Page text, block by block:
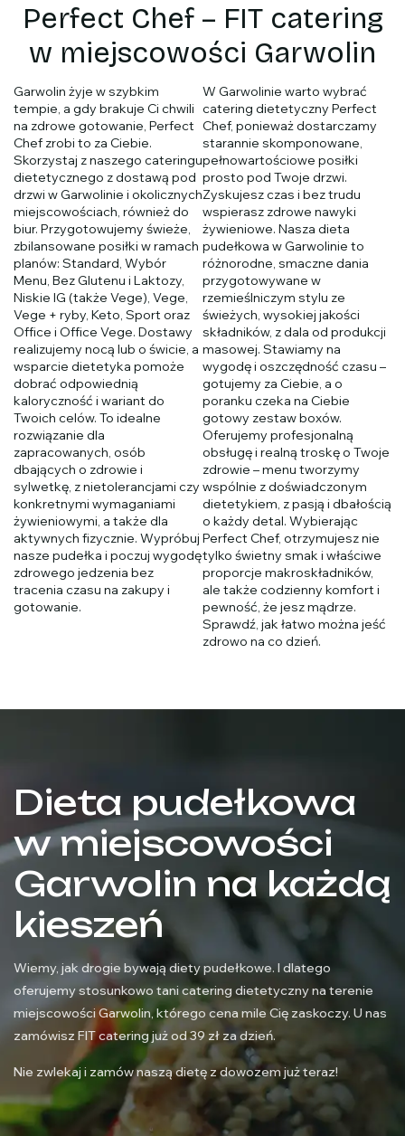
Perfect Chef – FIT catering
w miejscowości Garwolin
Garwolin żyje w szybkim
tempie, a gdy brakuje Ci chwili
na zdrowe gotowanie, Perfect
Chef zrobi to za Ciebie.
Skorzystaj z naszego cateringu
dietetycznego z dostawą pod
drzwi w Garwolinie i okolicznych
miejscowościach, również do
biur. Przygotowujemy świeże,
zbilansowane posiłki w ramach
planów: Standard, Wybór
Menu, Bez Glutenu i Laktozy,
Niskie IG (także Vege), Vege,
Vege + ryby, Keto, Sport oraz
Office i Office Vege. Dostawy
realizujemy nocą lub o świcie, a
wsparcie dietetyka pomoże
dobrać odpowiednią
kaloryczność i wariant do
Twoich celów. To idealne
rozwiązanie dla
zapracowanych, osób
dbających o zdrowie i
sylwetkę, z nietolerancjami czy
konkretnymi wymaganiami
żywieniowymi, a także dla
aktywnych fizycznie. Wypróbuj
nasze pudełka i poczuj wygodę
zdrowego jedzenia bez
tracenia czasu na zakupy i
gotowanie.
W Garwolinie warto wybrać
catering dietetyczny Perfect
Chef, ponieważ dostarczamy
starannie skomponowane,
pełnowartościowe posiłki
prosto pod Twoje drzwi.
Zyskujesz czas i bez trudu
wspierasz zdrowe nawyki
żywieniowe. Nasza dieta
pudełkowa w Garwolinie to
różnorodne, smaczne dania
przygotowywane w
rzemieślniczym stylu ze
świeżych, wysokiej jakości
składników, z dala od produkcji
masowej. Stawiamy na
wygodę i oszczędność czasu –
gotujemy za Ciebie, a o
poranku czeka na Ciebie
gotowy zestaw boxów.
Oferujemy profesjonalną
obsługę i realną troskę o Twoje
zdrowie – menu tworzymy
wspólnie z doświadczonym
dietetykiem, z pasją i dbałością
o każdy detal. Wybierając
Perfect Chef, otrzymujesz nie
tylko świetny smak i właściwe
proporcje makroskładników,
ale także codzienny komfort i
pewność, że jesz mądrze.
Sprawdź, jak łatwo można jeść
zdrowo na co dzień.
Dieta pudełkowa
w miejscowości
Garwolin na każdą
kieszeń
Wiemy, jak drogie bywają diety pudełkowe. I dlatego
oferujemy stosunkowo tani catering dietetyczny na terenie
miejscowości Garwolin, którego cena mile Cię zaskoczy. U nas
zamówisz FIT catering już od 39 zł za dzień.
Nie zwlekaj i zamów naszą dietę z dowozem już teraz!